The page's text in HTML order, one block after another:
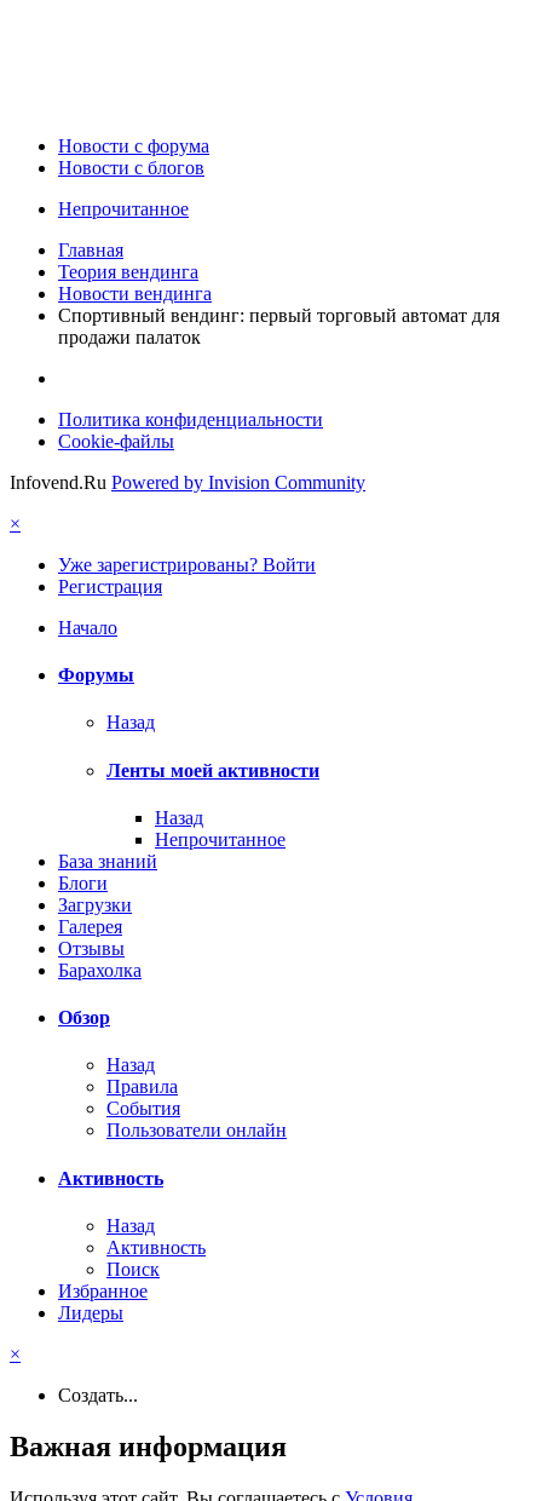
Новости c форума
Новости с блогов
Непрочитанное
Главная
Теория вендинга
Новости вендинга
Спортивный вендинг: первый торговый автомат для
продажи палаток
Политика конфиденциальности
Cookie-файлы
Infovend.Ru Powered by Invision Community
×
Уже зарегистрированы? Войти
Регистрация
Начало
Форумы
Назад
Ленты моей активности
Назад
Непрочитанное
База знаний
Блоги
Загрузки
Галерея
Отзывы
Барахолка
Обзор
Назад
Правила
События
Пользователи онлайн
Активность
Назад
Активность
Поиск
Избранное
Лидеры
×
Создать...
Важная информация